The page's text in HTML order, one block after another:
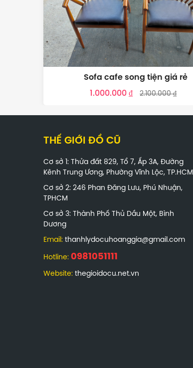
Thanh lý Sofe cafe giá rẻ
2.400.000 ₫
4.600.000 ₫
THẾ GIỚI ĐỒ CŨ
Cơ sở 1: Thửa đất 829, Tổ 7, Ấp 3A, Đường
Kênh Trung Ương, Phường Vĩnh Lộc, TP.HCM
Cơ sở 2: 246 Phan Đăng Lưu, Phú Nhuận,
TPHCM
Cơ sở 3: Thành Phố Thủ Dầu Một, Bình
Dương
Email: thanhlydocuhoanggia@gmail.com
Hotline: 0981051111
Website: thegioidocu.net.vn